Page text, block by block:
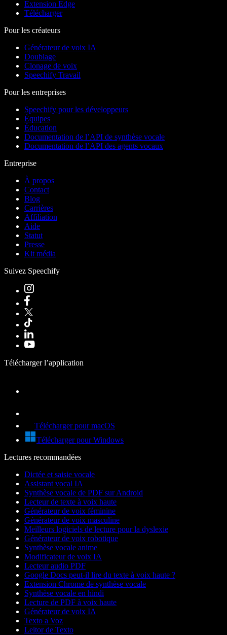
Extension Edge
Télécharger
Pour les créateurs
Générateur de voix IA
Doublage
Clonage de voix
Speechify Travail
Pour les entreprises
Speechify pour les développeurs
Équipes
Éducation
Documentation de l’API de synthèse vocale
Documentation de l’API des agents vocaux
Entreprise
À propos
Contact
Blog
Carrières
Affiliation
Aide
Statut
Presse
Kit média
Suivez Speechify
Télécharger l’application
Télécharger pour macOS
Télécharger pour Windows
Lectures recommandées
Dictée et saisie vocale
Assistant vocal IA
Synthèse vocale de PDF sur Android
Lecteur de texte à voix haute
Générateur de voix féminine
Générateur de voix masculine
Meilleurs logiciels de lecture pour la dyslexie
Générateur de voix robotique
Synthèse vocale anime
Modificateur de voix IA
Lecteur audio PDF
Google Docs peut-il lire du texte à voix haute ?
Extension Chrome de synthèse vocale
Synthèse vocale en hindi
Lecture de PDF à voix haute
Générateur de voix IA
Texto a Voz
Leitor de Texto